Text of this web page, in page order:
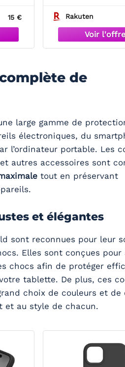
-
14
15 € Rakuten
de
large gamme de
électroniques, du
l’ordinateur portable. Les
autres accessoires sont
tout en préservant
et élégantes
sont reconnues pour leur
Elles sont conçues pour
chocs afin de protéger
tablette. De plus, ces
choix de couleurs et de
et au style de chacun.